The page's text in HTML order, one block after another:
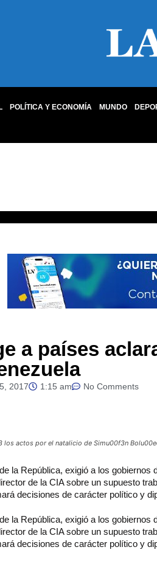
POLÍTICA Y ECONOMÍA MUNDO
a países
2017 1:15 am No Comments
los actos por el natalicio de Simu00f3n
la República, exigió a los gobiernos
de la CIA sobre un supuesto
decisiones de carácter político y
la República, exigió a los gobiernos
de la CIA sobre un supuesto
decisiones de carácter político y